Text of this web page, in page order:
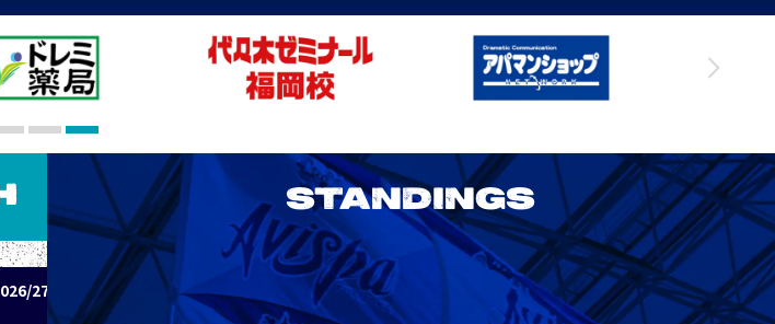
27明治安田J1リーグ アビスパ福
岡 vs セレッソ大阪
2026/27明治安田J1リーグ 鹿島アント
ラーズ vs アビスパ福岡
STANDINGS